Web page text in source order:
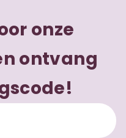
onze
ontvang